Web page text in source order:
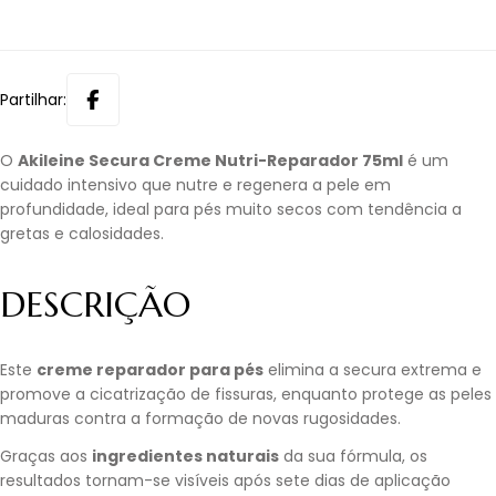
Partilhar:
O Akileine Secura Creme Nutri-Reparador 75ml é um
cuidado intensivo que nutre e regenera a pele em
profundidade, ideal para pés muito secos com tendência a
gretas e calosidades.
DESCRIÇÃO
Este creme reparador para pés elimina a secura extrema e
promove a cicatrização de fissuras, enquanto protege as peles
maduras contra a formação de novas rugosidades.
Graças aos ingredientes naturais da sua fórmula, os
resultados tornam-se visíveis após sete dias de aplicação